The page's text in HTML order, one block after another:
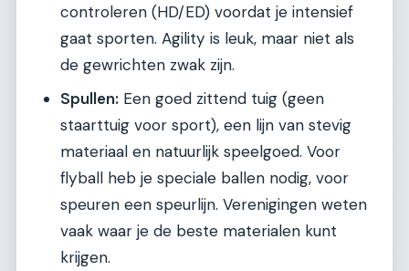
controleren (HD/ED) voordat je intensief
gaat sporten. Agility is leuk, maar niet als
de gewrichten zwak zijn.
Spullen: Een goed zittend tuig (geen
staarttuig voor sport), een lijn van stevig
materiaal en natuurlijk speelgoed. Voor
flyball heb je speciale ballen nodig, voor
speuren een speurlijn. Verenigingen weten
vaak waar je de beste materialen kunt
krijgen.